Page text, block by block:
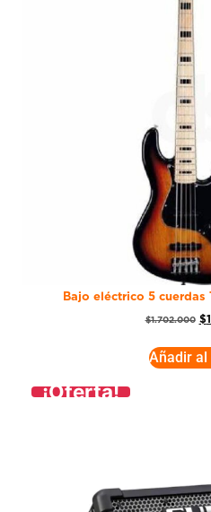
Bajo eléctrico 5 cuerdas
$1.702.000 $
Añadir
¡Oferta!